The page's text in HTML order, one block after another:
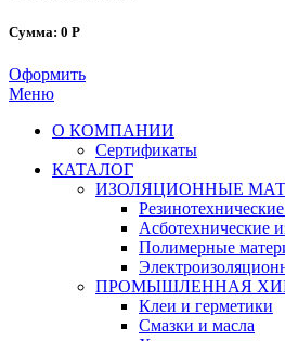
Сумма: 0 Р
Оформить
Меню
О КОМПАНИИ
Сертификаты
КАТАЛОГ
ИЗОЛЯЦИОННЫЕ
Асботехнические
Полимерные
ПРОМЫШЛЕННАЯ
Клеи и герметики
Смазки и масла